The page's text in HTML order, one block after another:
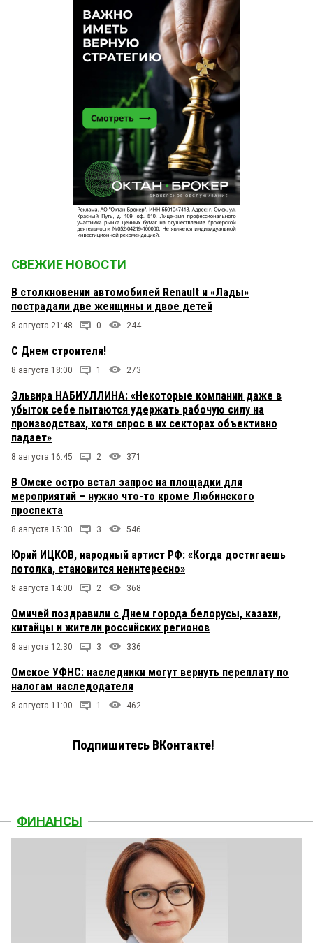
СВЕЖИЕ НОВОСТИ
В столкновении автомобилей Renault и «Лады»
пострадали две женщины и двое детей
8 августа 21:48 0 244
С Днем строителя!
8 августа 18:00 1 273
Эльвира НАБИУЛЛИНА: «Некоторые компании даже в
убыток себе пытаются удержать рабочую силу на
производствах, хотя спрос в их секторах объективно
падает»
8 августа 16:45 2 371
В Омске остро встал запрос на площадки для
мероприятий – нужно что-то кроме Любинского
проспекта
8 августа 15:30 3 546
Юрий ИЦКОВ, народный артист РФ: «Когда достигаешь
потолка, становится неинтересно»
8 августа 14:00 2 368
Омичей поздравили с Днем города белорусы, казахи,
китайцы и жители российских регионов
8 августа 12:30 3 336
Омское УФНС: наследники могут вернуть переплату по
налогам наследодателя
8 августа 11:00 1 462
Подпишитесь ВКонтакте!
ФИНАНСЫ